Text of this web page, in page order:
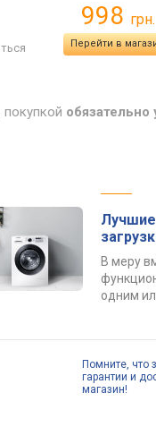
998 грн.
Перейти в
В меру
одним
Помните, что
гарантии и
магазин!